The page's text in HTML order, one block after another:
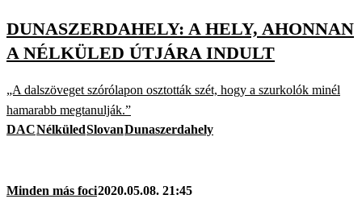
DUNASZERDAHELY: A HELY, AHONNAN
A NÉLKÜLED ÚTJÁRA INDULT
„A dalszöveget szórólapon osztották szét, hogy a szurkolók minél
hamarabb megtanulják.”
DACNélküledSlovanDunaszerdahely
Minden más foci2020.05.08. 21:45